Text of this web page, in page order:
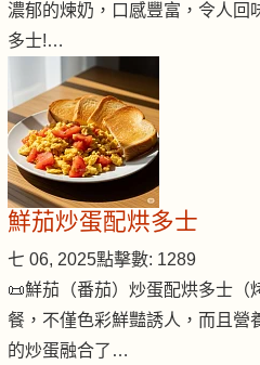
濃郁的煉奶，口感豐富，令人回
多士!…
鮮茄炒蛋配烘多士
七 06, 2025點擊數: 1289
📜鮮茄（番茄）炒蛋配烘多士（
餐，不僅色彩鮮豔誘人，而且營
的炒蛋融合了…